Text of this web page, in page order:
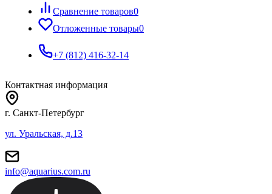
Сравнение товаров0
Отложенные товары0
+7 (812) 416-32-14
Контактная информация
г. Санкт-Петербург
ул. Уральская, д.13
info@aquarius.com.ru